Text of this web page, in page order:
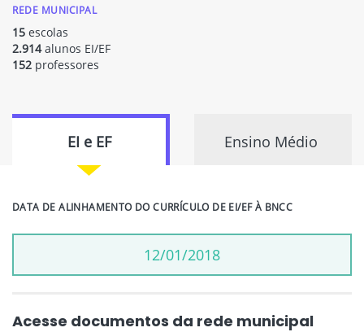
REDE MUNICIPAL
15 escolas
2.914alunos EI/EF
152 professores
EI e EF Ensino Médio
DATA DE ALINHAMENTO DO CURRÍCULO DE EI/EF À BNCC
12/01/2018
Acesse documentos da rede municipal